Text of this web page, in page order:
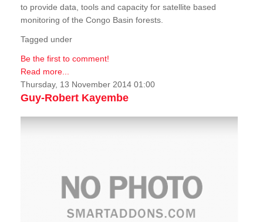
to provide data, tools and capacity for satellite based
monitoring of the Congo Basin forests.
Tagged under
Be the first to comment!
Read more...
Thursday, 13 November 2014 01:00
Guy-Robert Kayembe